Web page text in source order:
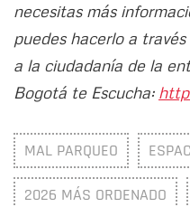
necesitas más
puedes hacerlo a
a la ciudadanía de la
Bogotá te Escucha:
MAL PARQUEO
2026 MÁS ORDENADO